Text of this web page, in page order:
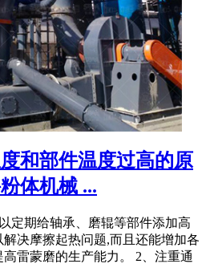
和部件温度过高的原
体机械 ...
定期给轴承、磨辊等部件添加高
决摩擦起热问题,而且还能增加各
雷蒙磨的生产能力。 2、注重通